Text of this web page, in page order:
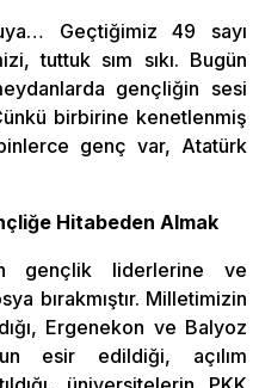
Geçtiğimiz 49 sayı
tuttuk sım sıkı. Bugün
gençliğin sesi
birbirine kenetlenmiş
genç var, Atatürk
Hitabeden Almak
gençlik liderlerine ve
bırakmıştır. Milletimizin
Ergenekon ve Balyoz
esir edildiği, açılım